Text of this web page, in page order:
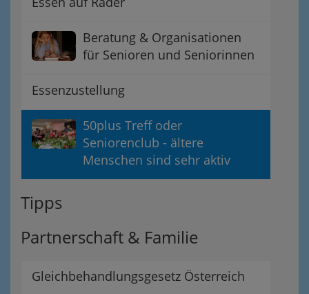
Beratung & Organisationen
für Senioren und Seniorinnen
Essenzustellung
50plus Treff oder
Seniorenclub - ältere
Menschen sind sehr aktiv
Tipps
Partnerschaft & Familie
Gleichbehandlungsgesetz Österreich